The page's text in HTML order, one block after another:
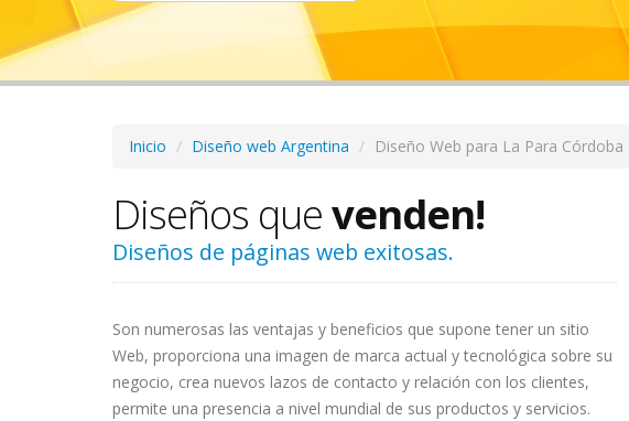
Inicio Diseño web Argentina Diseño Web para La Para Córdoba
Diseños quevenden!
Diseños de páginas web exitosas.
Son numerosas las ventajas y beneficios que supone tener un sitio
Web, proporciona una imagen de marca actual y tecnológica sobre su
negocio, crea nuevos lazos de contacto y relación con los clientes,
permite una presencia a nivel mundial de sus productos y servicios.